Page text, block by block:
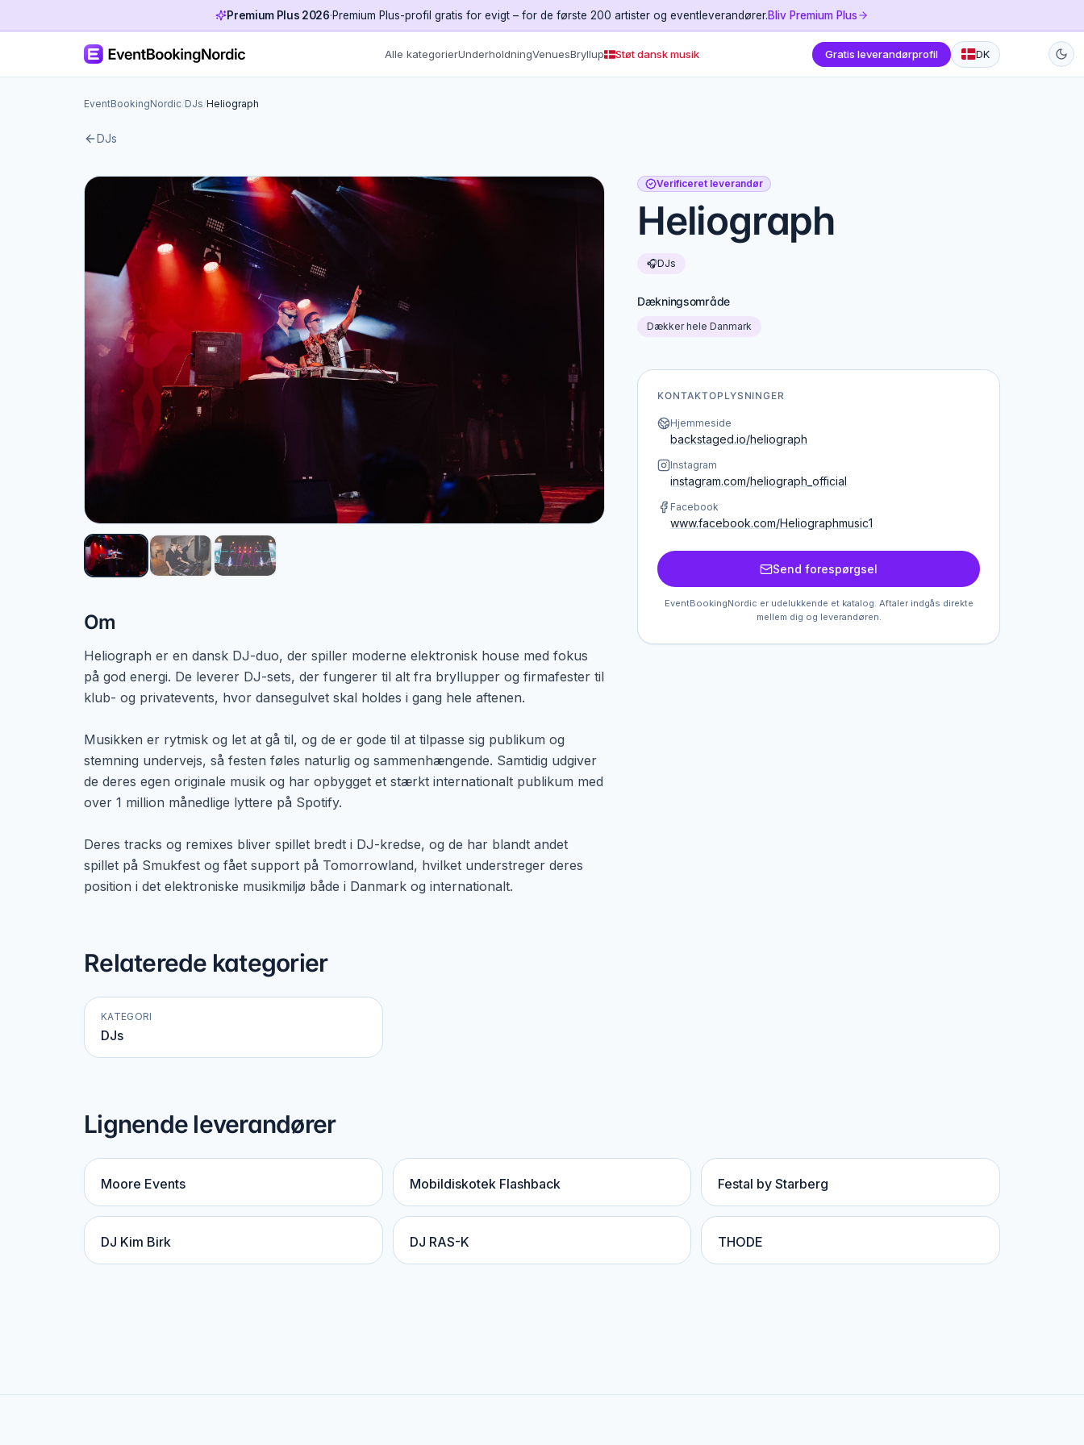
Premium Plus 2026·Premium Plus-profil gratis for evigt – for de første 200 artister og eventleverandører.Bliv Premium Plus
Alle kategorierUnderholdningVenuesBryllup Støt dansk musik Gratis leverandørprofil DK
EventBookingNordic/DJs/Heliograph
DJs
Om
Heliograph er en dansk DJ-duo, der spiller moderne elektronisk house med fokus
på god energi. De leverer DJ-sets, der fungerer til alt fra bryllupper og firmafester til
klub- og privatevents, hvor dansegulvet skal holdes i gang hele aftenen.
Musikken er rytmisk og let at gå til, og de er gode til at tilpasse sig publikum og
stemning undervejs, så festen føles naturlig og sammenhængende. Samtidig udgiver
de deres egen originale musik og har opbygget et stærkt internationalt publikum med
over 1 million månedlige lyttere på Spotify.
Deres tracks og remixes bliver spillet bredt i DJ-kredse, og de har blandt andet
spillet på Smukfest og fået support på Tomorrowland, hvilket understreger deres
position i det elektroniske musikmiljø både i Danmark og internationalt.
Verificeret leverandør
Heliograph
🎧DJs
Dækningsområde
Dækker hele Danmark
KONTAKTOPLYSNINGER
Hjemmeside
backstaged.io/heliograph
Instagram
instagram.com/heliograph_official
Facebook
www.facebook.com/Heliographmusic1
Send forespørgsel
EventBookingNordic er udelukkende et katalog. Aftaler indgås direkte
mellem dig og leverandøren.
Relaterede kategorier
KATEGORI
DJs
Lignende leverandører
Moore Events Mobildiskotek Flashback Festal by Starberg
DJ Kim Birk DJ RAS-K THODE